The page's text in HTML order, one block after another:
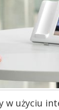
w użyciu